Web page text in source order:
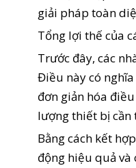
giải pháp toàn
Tổng lợi thế của
Trước đây, các
Điều này có
đơn giản hóa
lượng thiết bị cần
Bằng cách kết
động hiệu quả